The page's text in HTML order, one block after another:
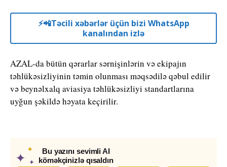
⚡️📲Təcili xəbərlər üçün bizi WhatsApp
kanalından izlə
AZAL-da bütün qərarlar sərnişinlərin və ekipajın
təhlükəsizliyinin təmin olunması məqsədilə qəbul edilir
və beynəlxalq aviasiya təhlükəsizliyi standartlarına
uyğun şəkildə həyata keçirilir.
✦
✦
✦
Bu yazını sevimli AI
köməkçinizlə qısaldın